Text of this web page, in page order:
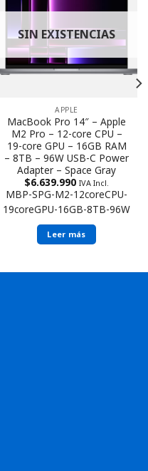
SIN EXISTENCIAS
APPLE
MacBook Pro 14″ – Apple
M2 Pro – 12-core CPU –
19-core GPU – 16GB RAM
– 8TB – 96W USB-C Power
Adapter – Space Gray
$6.639.990 IVA Incl.
MBP-SPG-M2-12coreCPU-
19coreGPU-16GB-8TB-96W
Leer más